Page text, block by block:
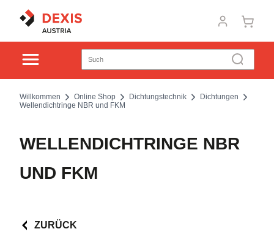
Willkommen Online Shop Dichtungstechnik
Dichtungen
Wellendichtringe NBR und FKM
WELLENDICHTRINGE NBR
UND FKM
ZURÜCK